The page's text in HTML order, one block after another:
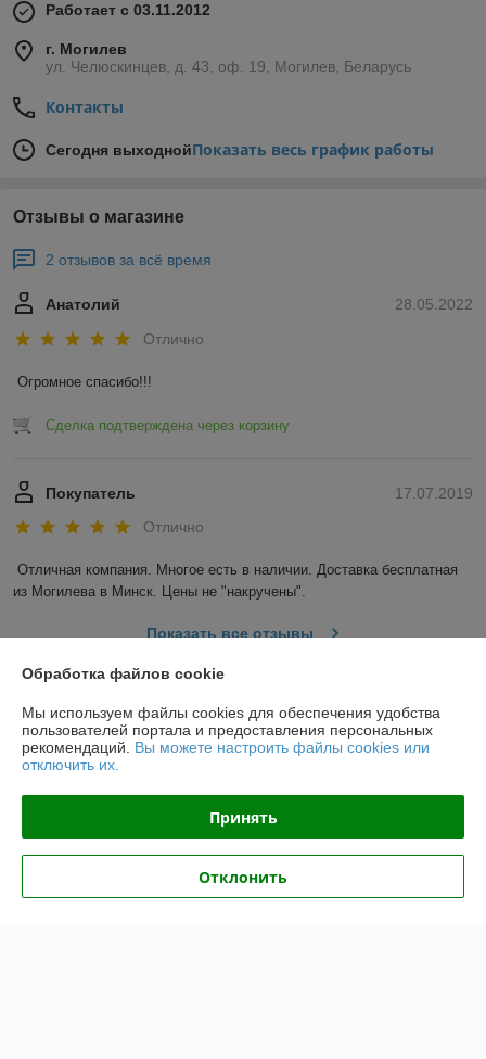
Работает с 03.11.2012
г. Могилев
ул. Челюскинцев, д. 43, оф. 19, Могилев, Беларусь
Контакты
Сегодня выходнойПоказать весь график работы
Отзывы о магазине
2 отзывов за всё время
28.05.2022
Анатолий
Отлично
Огромное спасибо!!!
Сделка подтверждена через корзину
17.07.2019
Покупатель
Отлично
Отличная компания. Многое есть в наличии. Доставка бесплатная
из Могилева в Минск. Цены не "накручены".
Показать все отзывы
О нас
Контакты
График работы
Обработка файлов cookie
Мы используем файлы cookies для обеспечения удобства
пользователей портала и предоставления персональных
рекомендаций. Вы можете настроить файлы cookies или
отключить их.
Принять
Отклонить